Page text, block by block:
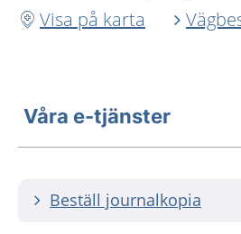
Visa på karta
Våra e-tjänster
Beställ journalkopia